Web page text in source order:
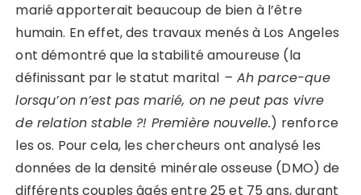
marié apporterait beaucoup de bien à l’être
humain. En effet, des travaux menés à Los Angeles
ont démontré que la stabilité amoureuse (la
définissant par le statut marital – Ah parce-que
lorsqu’on n’est pas marié, on ne peut pas vivre
de relation stable ?! Première nouvelle.) renforce
les os. Pour cela, les chercheurs ont analysé les
données de la densité minérale osseuse (DMO) de
différents couples âgés entre 25 et 75 ans, durant